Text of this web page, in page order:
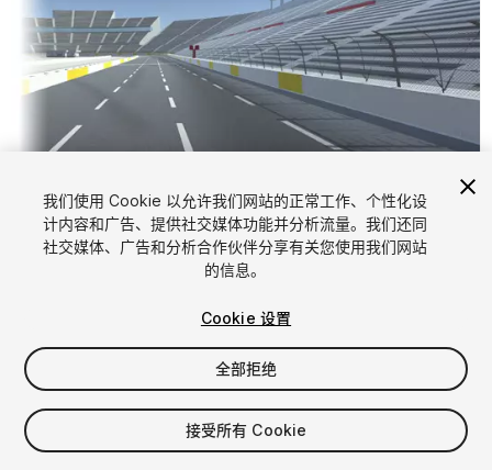
1 /9
$30
我们使用 Cookie 以允许我们网站的正常工作、个性化设
计内容和广告、提供社交媒体功能并分析流量。我们还同
社交媒体、广告和分析合作伙伴分享有关您使用我们网站
的信息。
Cookie 设置
全部拒绝
接受所有 Cookie